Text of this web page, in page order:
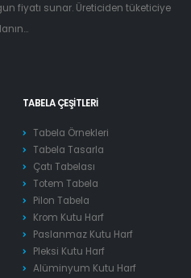
fiyatı sunar. Üreticiden tüketiciye
TABELA ÇEŞITLERI
Tabela Örnekleri
Tabela Tasarla
Çatı Tabelası
Totem Tabela
Pilon Tabela
Krom Kutu Harf
Paslanmaz Kutu Harf
Pleksi Kutu Harf
Alüminyum Kutu Harf